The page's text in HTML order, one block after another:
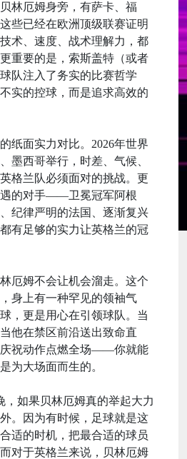
林厄姆身旁，有萨卡、福
些已经在欧洲顶级联赛证明
术、速度、战术理解力，都
重要的是，索斯盖特（或者
队注入了务实的比赛哲学
实的控球，而是追求高效的
纸面实力对比。2026年世界
墨西哥举行，时差、气候、
格兰队必须面对的挑战。更
的对手——卫冕冠军阿根
纪律严明的法国、逐渐复兴
有足够的实力让英格兰的冠
厄姆不会让机会溜走。这个
身上有一种罕见的领袖气
，更是用心在引领球队。当
他在禁区前沿送出致命直
祝动作点燃全场——你就能
为大场面而生的。
，如果贝林厄姆真的举起大力
。因为有时候，足球就是这
适的时机，把最合适的球员
对于英格兰来说，贝林厄姆